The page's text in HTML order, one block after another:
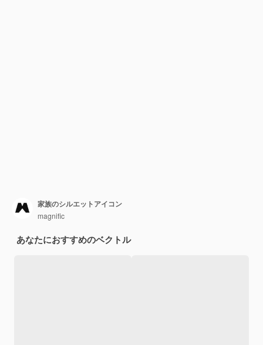
家族のシルエットアイコン
magnific
あなたにおすすめのベクトル